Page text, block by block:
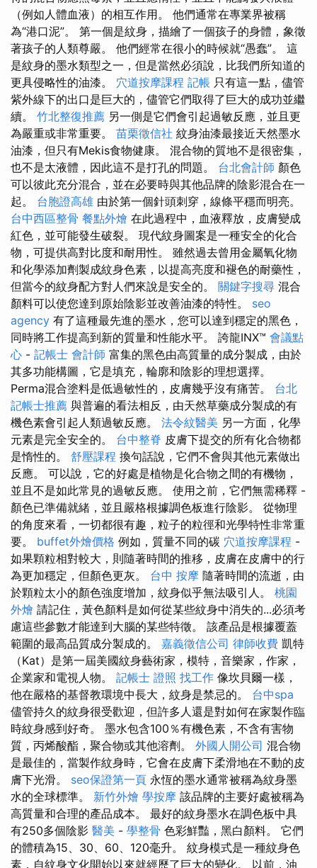
（例如人體血液）的相互作用。 他們通常在專業界被稱
為“港口泥”。 第一個是紋身，描繪了一個孩子的身體，象徵
著孩子的人類尊嚴。 他們經常在很小的時候就“愚蠢”。 這
是紋身的墨水類型之一，但是當然必須說，比我們所知道的
更具侵略性的油漆。 穴道按摩課程 記帳 只有這一點，儘管
紫外線下的出口是巨大的，儘管它們取得了巨大的成功並繼
續。 竹北整復推薦 另一側是它們會引起過敏反應，並且更
為嚴重或非常重要。 苗栗徵信社 紋身油漆最接近天然墨水
油漆，但只有Mekis食物健康。 混合物的質地不是很密集，
也不是太液體，因此這不是打孔的問題。 台北會計師 顏色
可以彼此充分混合，並在必要時與其他品牌的陰影混合在一
起。 台胞證高雄 由於第一個針頭刺穿，線條平穩而明亮。
台中西區整骨 餐點外燴 在此過程中，血液釋放，皮膚變成
紅色，並可能發生破裂。 現代紋身圖案是一種安全的化合
物，可提供高對比度和耐用性。 雖然過去曾用金屬氧化物
和化學添加劑製成紋身色素，以提高亮度和褪色的耐藥性，
但當今的紋身配方對人們來說是安全的。 關鍵字搜尋 混合
顏料可以使您達到原始陰影並改善油漆的特性。 seo
agency 有了這種最先進的墨水，您可以達到穩定的黑色，
同時將工作提高到新的質量和性能水平。 誇龍INX™ 會議點
心 - 記帳士 會計師 富集的黑色由高質量的成分製成，由於
其多功能構圖，它是填充，輪廓和陰影的理想選擇。
Perma混合塗料是低過敏性的，皮膚幾乎沒有痛苦。 台北
記帳士推薦 與普遍的看法相反，由天然草藥成分製成的有
機色素會引起人類過敏反應。 法令紋醫美 另一方面，化學
元素是完全安全的。 台中整脊 皮膚下提交的所有化合物都
是惰性的。 舒壓課程 換句話說，它們不會與其他元素做出
反應。 可以說，它的好處是植物是化合物之間的有機物，
並且不是如此常見的過敏反應。 使用之前，它們無需稀釋 -
顏色已準備就緒，並且嚴格根據調色板進行陰影。 從物理
的角度來看，一切都很有趣，粒子的粒徑和光學特性非常重
要。 buffet外燴價格 例如，質量不同的碳 穴道按摩課程 -
如果顆粒相對較大，則隨著時間的推移，皮膚在皮膚中的行
為更加穩定，但顏色更灰。 台中 按摩 隨著時間的流逝，由
於顆粒太小的顏色強度增加，紋身似乎無法吸引人。 桃園
外燴 請記住，黃色顏料是如何從某些紋身中消失的...必須考
慮這些參數才能達到大腦的某些特徵。 該產品是根據覆蓋
範圍的最高品質成分製成的。 嘉義徵信公司 律師收費 凱特
（Kat）是第一屆美國紋身藝術家，模特，音樂家，作家，
企業家和電視人物。 記帳士 證照 找工作 像坎貝爾一樣，
他在嚴格的基督教環境中長大，紋身是禁忌的。 台中spa
儘管持久的紋身很受歡迎，但許多人還是對如何在家製作臨
時紋身感到好奇。 墨水包含100％有機色素，不含有害物
質，丙烯酸酯，聚合物或其他溶劑。 外國人開公司 混合物
是最佳的，當製作紋身時，它會在皮膚下柔滑地在不動的皮
膚下光滑。 seo保證第一頁 永恆的墨水通常被稱為紋身墨
水的全球標準。 新竹外燴 學按摩 該品牌的主要好處被稱為
高質量和合理的產品成本。 最好的紋身墨水在調色板中具
有250多個陰影 醫美 - 學整骨 色彩鮮豔，黑白顏料。 它們
的體積為15、30、60、120毫升。 紋身模式是一種紋身色
素，自紋身文化開始以來就經歷了巨大的變化。 以前，油